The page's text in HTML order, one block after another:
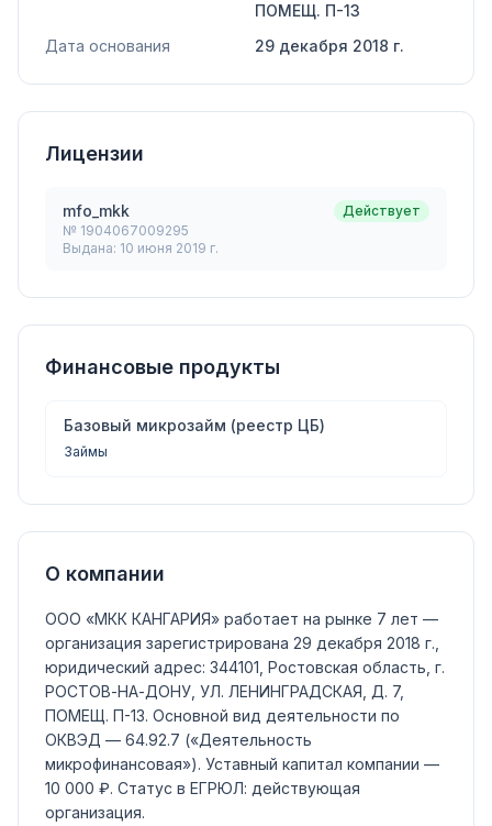
ПОМЕЩ. П-13
Дата основания
29 декабря 2018 г.
Лицензии
mfo_mkk
№ 1904067009295
Выдана: 10 июня 2019 г.
Действует
Финансовые продукты
Базовый микрозайм (реестр ЦБ)
Займы
О компании
ООО «МКК КАНГАРИЯ» работает на рынке 7 лет —
организация зарегистрирована 29 декабря 2018 г.,
юридический адрес: 344101, Ростовская область, г.
РОСТОВ-НА-ДОНУ, УЛ. ЛЕНИНГРАДСКАЯ, Д. 7,
ПОМЕЩ. П-13. Основной вид деятельности по
ОКВЭД — 64.92.7 («Деятельность
микрофинансовая»). Уставный капитал компании —
10 000 ₽. Статус в ЕГРЮЛ: действующая
организация.